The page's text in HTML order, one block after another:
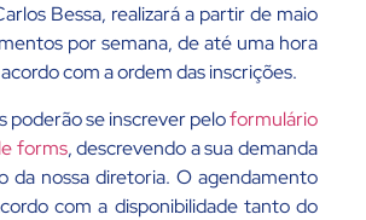
Bessa, realizará a partir de maio
por semana, de até uma hora
com a ordem das inscrições.
poderão se inscrever peloformulário
forms, descrevendo a sua demanda
da nossa diretoria. O agendamento
com a disponibilidade tanto do